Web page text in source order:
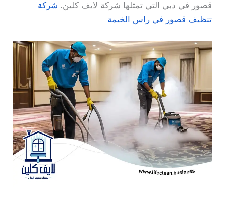
قصور في دبي التي تمثلها شركة لايف كلين. شركة
تنظيف قصور في راس الخيمة